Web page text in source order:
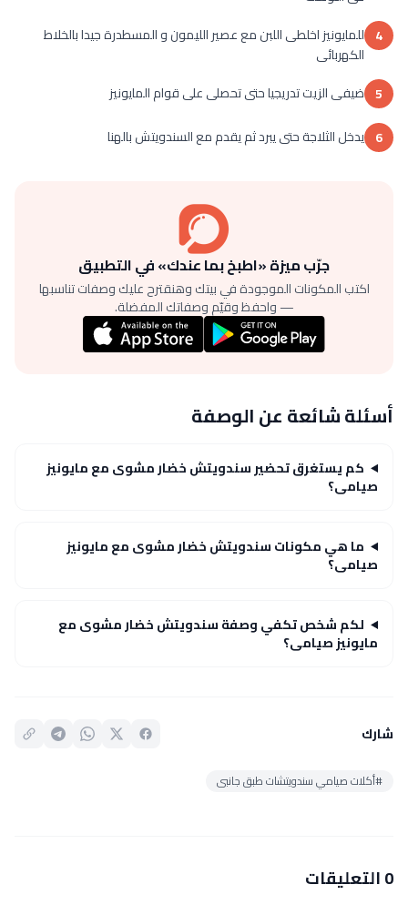
4 للمايونيز اخلطى اللبن مع عصير الليمون و المسطدرة جيدا بالخلاط
الكهربائى
5 ضيفى الزيت تدريجيا حتى تحصلى على قوام المايونيز
6 يدخل الثلاجة حتى يبرد ثم يقدم مع السندويتش بالهنا
جرّب ميزة «اطبخ بما عندك» في التطبيق
اكتب المكونات الموجودة في بيتك وهنقترح عليك وصفات تناسبها
— واحفظ وقيّم وصفاتك المفضلة.
أسئلة شائعة عن الوصفة
كم يستغرق تحضير سندويتش خضار مشوى مع مايونيز
صيامى؟
ما هي مكونات سندويتش خضار مشوى مع مايونيز
صيامى؟
لكم شخص تكفي وصفة سندويتش خضار مشوى مع
مايونيز صيامى؟
شارك
#أكلات صيامي سندويتشات طبق جانبى
0 التعليقات